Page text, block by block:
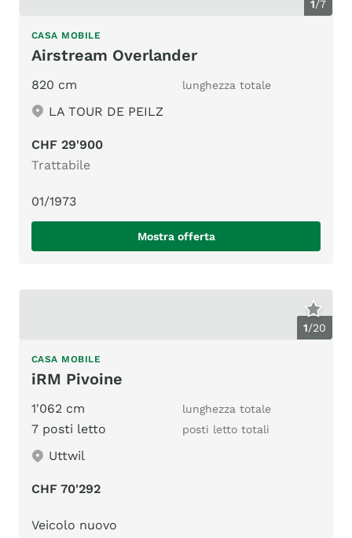
1/7
CASA MOBILE
Airstream Overlander
820 cm lunghezza totale
LA TOUR DE PEILZ
CHF 29'900
Trattabile
01/1973
Mostra offerta
1/20
CASA MOBILE
iRM Pivoine
1'062 cm lunghezza totale
7 posti letto posti letto totali
Uttwil
CHF 70'292
Veicolo nuovo